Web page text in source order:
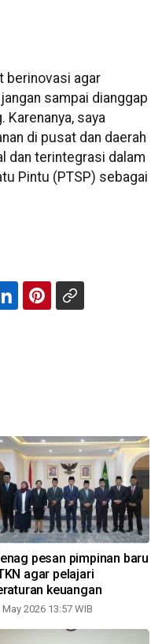
berinovasi agar
sampai dianggap
Karenanya, saya
di pusat dan daerah
dan terintegrasi dalam
Pintu (PTSP) sebagai
pesan pimpinan baru
agar pelajari
keuangan
May 2026 13:57 WIB